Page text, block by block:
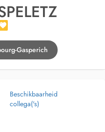
Gasperich
Beschikbaarheid
collega('s)